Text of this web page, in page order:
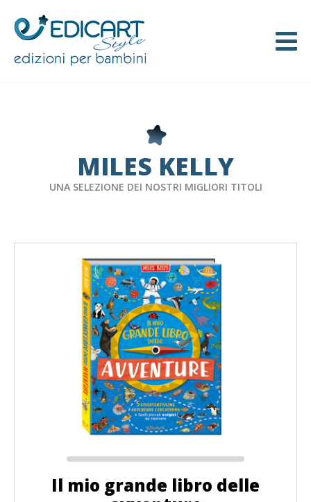
MILES KELLY
UNA SELEZIONE DEI NOSTRI MIGLIORI TITOLI
Il mio grande libro delle